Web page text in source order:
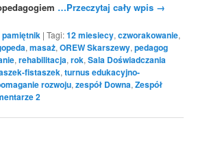
…Przeczytaj cały wpis →
pamiętnik |Tagi:12 miesiecy,czworakowanie,
,masaż,OREW Skarszewy,pedagog
,rehabilitacja,rok,Sala Doświadczania
fistaszek,turnus edukacyjno-
rozwoju,zespół Downa,Zespół
2